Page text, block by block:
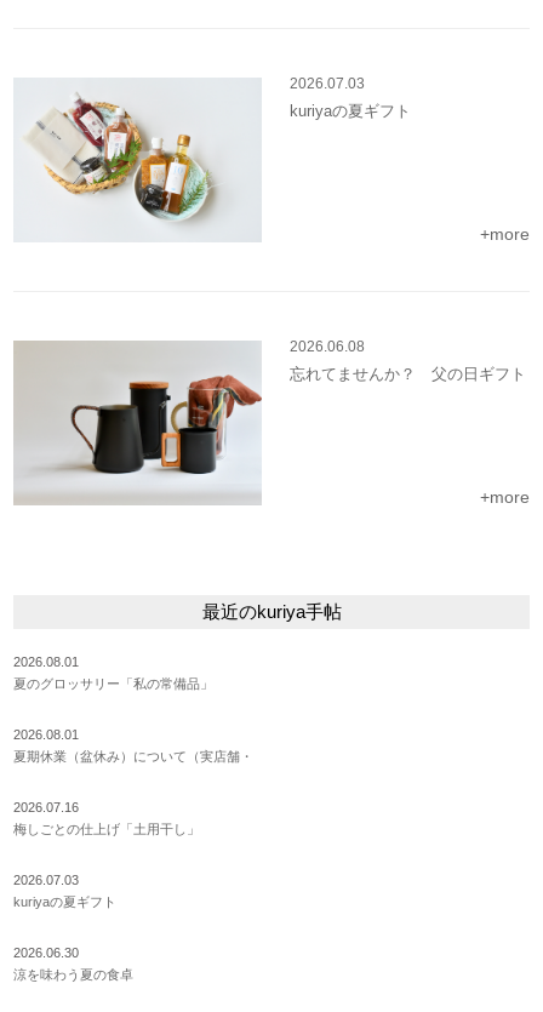
2026.07.03
kuriyaの夏ギフト
+more
2026.06.08
忘れてませんか？ 父の日ギフト
+more
最近のkuriya手帖
2026.08.01
夏のグロッサリー「私の常備品」
2026.08.01
夏期休業（盆休み）について（実店舗・
2026.07.16
梅しごとの仕上げ「土用干し」
2026.07.03
kuriyaの夏ギフト
2026.06.30
涼を味わう夏の食卓